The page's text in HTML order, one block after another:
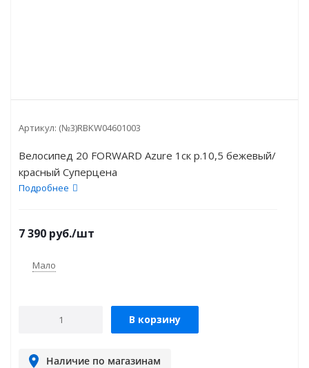
Артикул: (№3)RBKW04601003
Велосипед 20 FORWARD Azure 1ск р.10,5 бежевый/
красный Суперцена
Подробнее
7 390 руб./шт
Мало
В корзину
Наличие по магазинам